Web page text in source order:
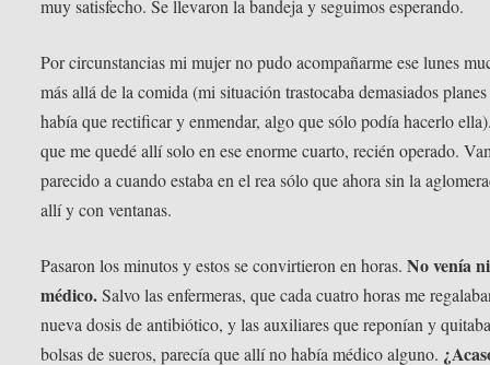
muy satisfecho. Se llevaron la bandeja y seguimos esperando.
Por circunstancias mi mujer no pudo acompañarme ese lunes
más allá de la comida (mi situación trastocaba demasiados
había que rectificar y enmendar, algo que sólo podía hacerlo
que me quedé allí solo en ese enorme cuarto, recién operado.
parecido a cuando estaba en el rea sólo que ahora sin la
allí y con ventanas.
Pasaron los minutos y estos se convirtieron en horas.No venía
médico.Salvo las enfermeras, que cada cuatro horas me
nueva dosis de antibiótico, y las auxiliares que reponían y
bolsas de sueros, parecía que allí no había médico alguno.